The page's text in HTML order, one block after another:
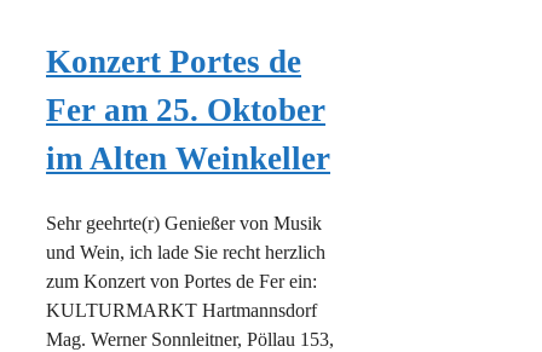
Konzert Portes de
Fer am 25. Oktober
im Alten Weinkeller
Sehr geehrte(r) Genießer von Musik
und Wein, ich lade Sie recht herzlich
zum Konzert von Portes de Fer ein:
KULTURMARKT Hartmannsdorf
Mag. Werner Sonnleitner, Pöllau 153,